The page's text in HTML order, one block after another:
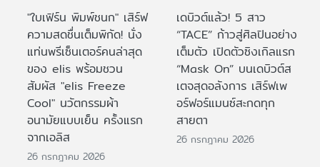
"ใบเฟิร์น พิมพ์ชนก" เสิร์ฟ
ความสดชื่นเต็มพิกัด! นั่ง
แท่นพรีเซ็นเตอร์คนล่าสุด
ของ elis พร้อมชวน
สัมผัส "elis Freeze
Cool" นวัตกรรมผ้า
อนามัยแบบเย็น ครั้งแรก
จากเอลิส
26 กรกฎาคม 2026
เดบิวต์แล้ว! 5 สาว
“TACE” ก้าวสู่ศิลปินอย่าง
เต็มตัว เปิดตัวซิงเกิลแรก
“Mask On” บนเดบิวต์ส
เตจสุดอลังการ เสิร์ฟเพ
อร์ฟอร์แมนซ์สะกดทุก
สายตา
26 กรกฎาคม 2026